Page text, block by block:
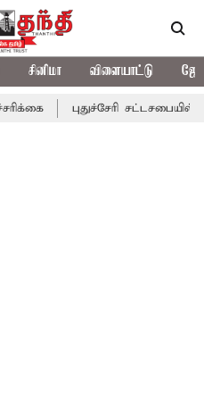
சினிமா விளையாட்டு
புதுச்சேரி சட்டசபையில் வரும்